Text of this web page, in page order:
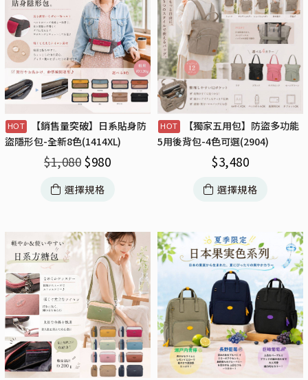
【銷售量突破】日系貼身防
盜隱形包-全新8色(1414XL)
$1,080 $980
選擇規格
【獨家五用包】防盜多功能
5用後背包-4色可選(2904)
$3,480
選擇規格